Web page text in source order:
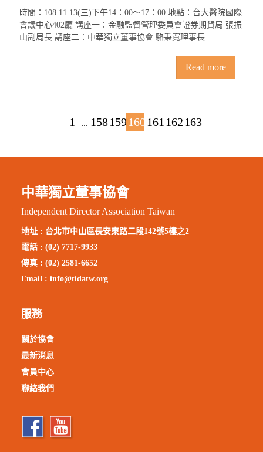
時間：108.11.13(三)下午14：00〜17：00 地點：台大醫院國際
會議中心402廳 講座一：金融監督管理委員會證券期貨局 張振
山副局長 講座二：中華獨立董事協會 駱秉寬理事長
Read more
1 ... 158159 160 161 162163
中華獨立董事協會
Independent Director Association Taiwan
地址 : 台北市中山區長安東路二段142號5樓之2
電話 : (02) 7717-9933
傳真 : (02) 2581-6652
Email :info@tidatw.org
服務
關於協會
最新消息
會員中心
聯絡我們